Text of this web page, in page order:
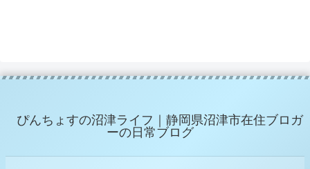
ぴんちょすの沼津ライフ｜静岡県沼津市在住ブロガ
ーの日常ブログ